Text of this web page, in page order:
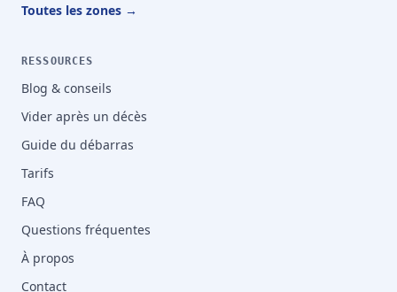
Toutes les zones →
RESSOURCES
Blog & conseils
Vider après un décès
Guide du débarras
Tarifs
FAQ
Questions fréquentes
À propos
Contact